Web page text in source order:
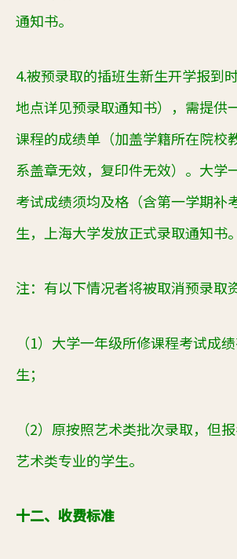
通知书。
4.被预录取的插班生新生开学报到时
地点详见预录取通知书） ， 需提供
课程的成绩单（加盖学籍所在院校
系盖章无效， 复印件无效）。 大学
考试成绩须均及格（含第一学期补
生， 上海大学发放正式录取通知书。
注：有以下情况者将被取消预录取
（1）大学一年级所修课程考试成
生；
（2）原按照艺术类批次录取，但
艺术类专业的学生。
十二、收费标准